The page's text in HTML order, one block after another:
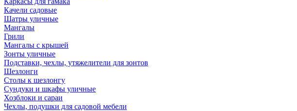
Качели садовые
Шатры уличные
Мангалы
Грили
Мангалы с крышей
Зонты уличные
Подставки, чехлы, утяжелители для зонтов
Шезлонги
Столы к шезлонгу
Сундуки и шкафы уличные
Хозблоки и сараи
Чехлы, подушки для садовой мебели